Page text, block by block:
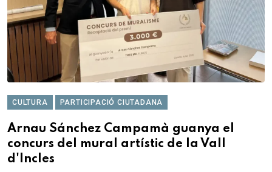
CULTURA PARTICIPACIÓ CIUTADANA
Arnau Sánchez Campamà guanya el
concurs del mural artístic de la Vall
d'Incles